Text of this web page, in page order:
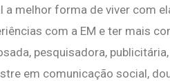
a melhor forma de viver com
com a EM e ter mais
pesquisadora,
em comunicação social,